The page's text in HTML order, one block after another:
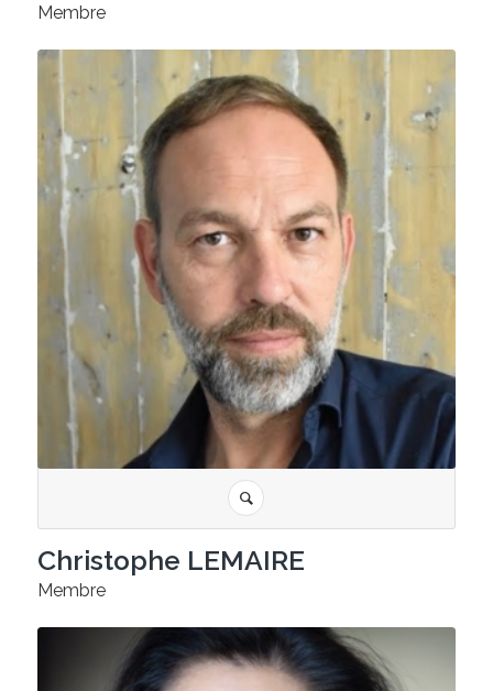
Membre
Christophe LEMAIRE
Membre